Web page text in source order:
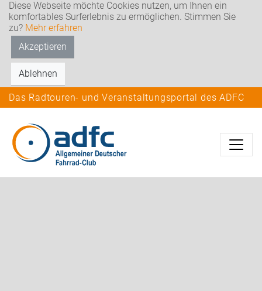
Diese Webseite möchte Cookies nutzen, um Ihnen ein
komfortables Surferlebnis zu ermöglichen. Stimmen Sie
zu? Mehr erfahren
Akzeptieren
Ablehnen
Das Radtouren- und Veranstaltungsportal des ADFC